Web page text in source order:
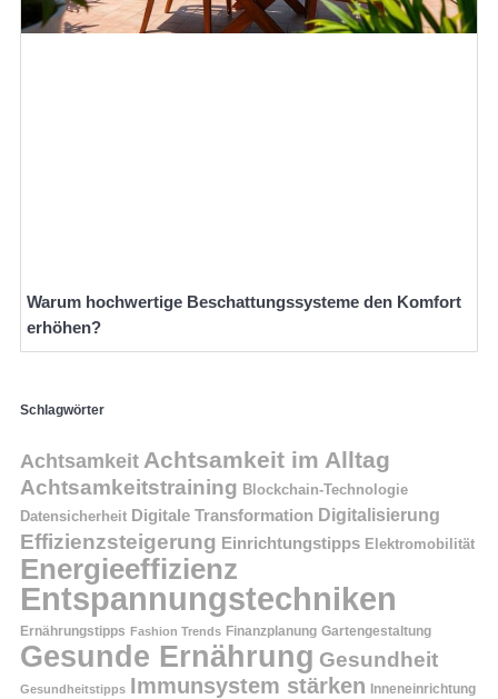
Warum hochwertige Beschattungssysteme den Komfort
erhöhen?
Schlagwörter
Achtsamkeit Achtsamkeit im Alltag
Achtsamkeitstraining Blockchain-Technologie
Datensicherheit Digitale Transformation Digitalisierung
Effizienzsteigerung Einrichtungstipps Elektromobilität
Energieeffizienz
Entspannungstechniken
Ernährungstipps Fashion Trends Finanzplanung Gartengestaltung
Gesunde Ernährung Gesundheit
Gesundheitstipps Immunsystem stärken Inneneinrichtung